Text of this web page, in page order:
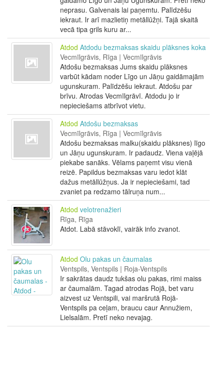
neprasu. Galvenais lai paņemtu. Palīdzēšu
iekraut. Ir arī mazlietiņ metāllūžņi. Tajā skaitā
vecā tipa grils kuru ar...
Atdod Atdodu bezmaksas skaidu plāksnes koka
Vecmīlgrāvis, Rīga | Vecmīlgrāvis
Atdošu bezmaksas Jums skaidu plāksnes
varbūt kādam noder Līgo un Jāņu gaidāmajām
ugunskuram. Palīdzēšu iekraut. Atdošu par
brīvu. Atrodas Vecmīlgrāvī. Atdodu jo ir
nepieciešams atbrīvot vietu.
Atdod Atdošu bezmaksas
Vecmīlgrāvis, Rīga | Vecmīlgrāvis
Atdošu bezmaksas malku(skaidu plāksnes) līgo
un Jāņu ugunskuram. Ir padaudz. Viena vaļējā
piekabe sanāks. Vēlams paņemt visu vienā
reizē. Papildus bezmaksas varu iedot klāt
dažus metāllūžņus. Ja ir nepieciešami, tad
zvaniet pa redzamo tālruņa num...
Atdod velotrenažieri
Rīga, Rīga
Atdot. Labā stāvoklī, vairāk info zvanot.
Atdod Olu pakas un čaumalas
Ventspils, Ventspils | Roja-Ventspils
Ir sakrātas daudz tukšas olu pakas, rimi maiss
ar čaumalām. Tagad atrodas Rojā, bet varu
aizvest uz Ventspili, vai maršrutā Rojā-
Ventspils pa ceļam, braucu caur Annužiem,
Lielsalām. Pretī neko nevajag.